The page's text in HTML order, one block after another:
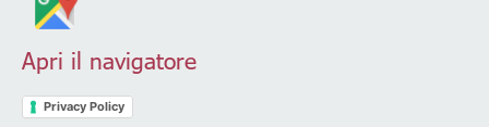
Apri il navigatore
Privacy Policy